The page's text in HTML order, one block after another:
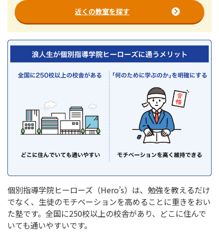
近くの教室を探す
個別指導学院ヒーローズ（Hero’s）は、勉強を教えるだけ
でなく、生徒のモチベーションを高めることに重きをおい
た塾です。全国に250校以上の校舎があり、どこに住んで
いても通いやすいです。